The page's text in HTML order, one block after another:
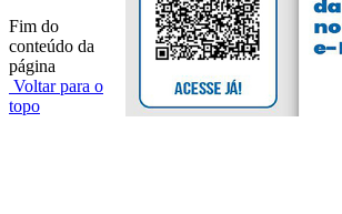
Fim do
conteúdo da
página
Voltar para o
topo